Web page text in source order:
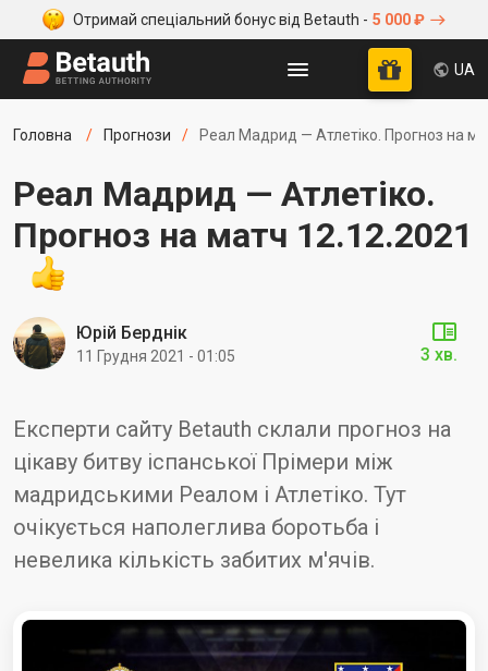
Отримай спеціальний бонус від Betauth - 5 000 ₽
UA
Головна Прогнози Реал Мадрид — Атлетіко. Прогноз на
Реал Мадрид — Атлетіко.
Прогноз на матч 12.12.2021
Експерти сайту Betauth склали прогноз на
цікаву битву іспанської Прімери між
мадридськими Реалом і Атлетіко. Тут
очікується наполеглива боротьба і
невелика кількість забитих м'ячів.
Юрій Берднік
11 Грудня 2021 - 01:05 3 хв.